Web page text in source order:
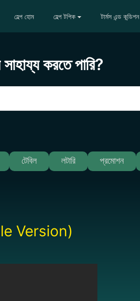
হেল্প হোম হেল্প টপিক টার্মস এন্ড কন্ডিশন
করতে পারি?
টেবিল লটারি প্রমোশন
Version)